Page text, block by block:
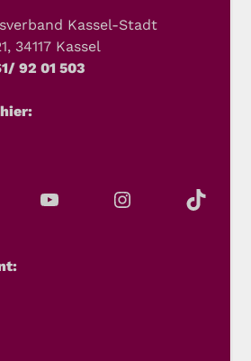
Kassel-Stadt
34117 Kassel
92 01 503